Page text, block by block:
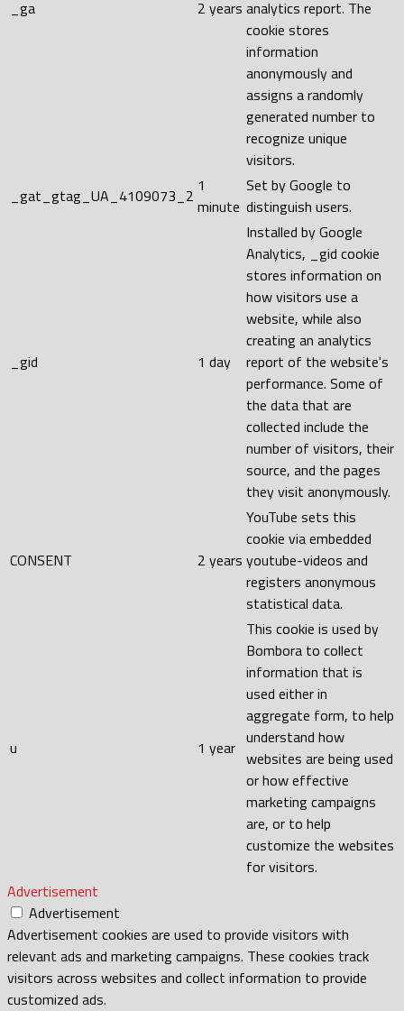
_ga 2 years analytics report. The
cookie stores
information
anonymously and
assigns a randomly
generated number to
recognize unique
visitors.
_gat_gtag_UA_4109073_2 1
minute
Set by Google to
distinguish users.
_gid 1 day
Installed by Google
Analytics, _gid cookie
stores information on
how visitors use a
website, while also
creating an analytics
report of the website's
performance. Some of
the data that are
collected include the
number of visitors, their
source, and the pages
they visit anonymously.
CONSENT 2 years
YouTube sets this
cookie via embedded
youtube-videos and
registers anonymous
statistical data.
u 1 year
This cookie is used by
Bombora to collect
information that is
used either in
aggregate form, to help
understand how
websites are being used
or how effective
marketing campaigns
are, or to help
customize the websites
for visitors.
Advertisement
Advertisement
Advertisement cookies are used to provide visitors with
relevant ads and marketing campaigns. These cookies track
visitors across websites and collect information to provide
customized ads.